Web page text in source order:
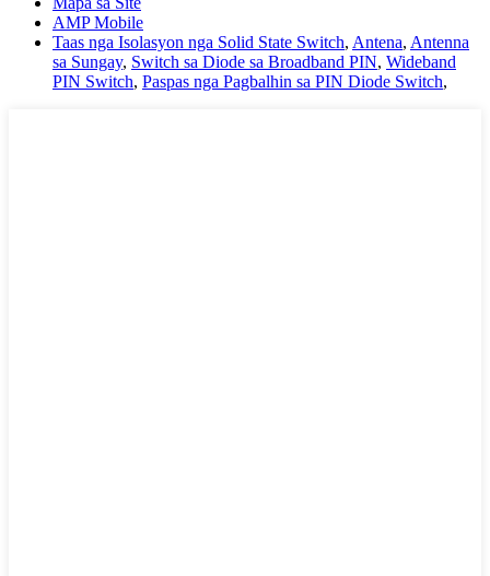
AMP Mobile
Taas nga Isolasyon nga Solid State Switch, Antena, Antenna
sa Sungay, Switch sa Diode sa Broadband PIN, Wideband
PIN Switch, Paspas nga Pagbalhin sa PIN Diode Switch,